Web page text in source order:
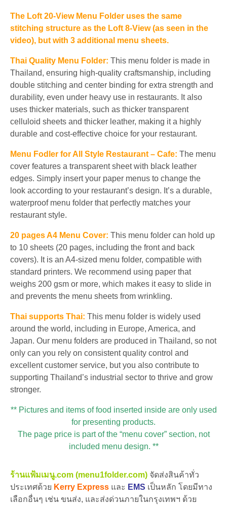
The Loft 20-View Menu Folder uses the same
stitching structure as the Loft 8-View (as seen in the
video), but with 3 additional menu sheets.
Thai Quality Menu Folder: This menu folder is made in
Thailand, ensuring high-quality craftsmanship, including
double stitching and center binding for extra strength and
durability, even under heavy use in restaurants. It also
uses thicker materials, such as thicker transparent
celluloid sheets and thicker leather, making it a highly
durable and cost-effective choice for your restaurant.
Menu Fodler for All Style Restaurant – Cafe: The menu
cover features a transparent sheet with black leather
edges. Simply insert your paper menus to change the
look according to your restaurant’s design. It’s a durable,
waterproof menu folder that perfectly matches your
restaurant style.
20 pages A4 Menu Cover: This menu folder can hold up
to 10 sheets (20 pages, including the front and back
covers). It is an A4-sized menu folder, compatible with
standard printers. We recommend using paper that
weighs 200 gsm or more, which makes it easy to slide in
and prevents the menu sheets from wrinkling.
Thai supports Thai: This menu folder is widely used
around the world, including in Europe, America, and
Japan. Our menu folders are produced in Thailand, so not
only can you rely on consistent quality control and
excellent customer service, but you also contribute to
supporting Thailand’s industrial sector to thrive and grow
stronger.
** Pictures and items of food inserted inside are only used
for presenting products.
The page price is part of the “menu cover” section, not
included menu design. **
ร้านแฟ้มเมนู.com (menu1folder.com) จัดส่งสินค้าทั่ว
ประเทศด้วย Kerry Express และ EMS เป็นหลัก โดยมีทาง
เลือกอื่นๆ เช่น ขนส่ง, และส่งด่วนภายในกรุงเทพฯ ด้วย